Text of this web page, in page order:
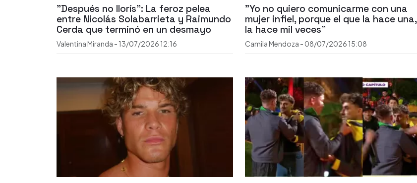
"Después no llorís": La feroz pelea
entre Nicolás Solabarrieta y Raimundo
Cerda que terminó en un desmayo
Valentina Miranda - 13/07/2026 12:16
"Yo no quiero comunicarme con una
mujer infiel, porque el que la hace una,
la hace mil veces"
Camila Mendoza - 08/07/2026 15:08